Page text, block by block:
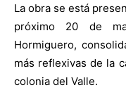
La obra se está
próximo 20 de
Hormiguero,
más reflexivas de la
colonia del Valle.